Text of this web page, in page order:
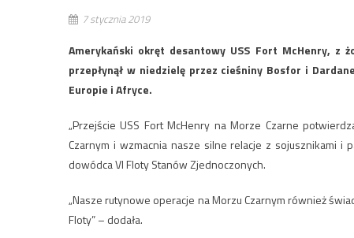
7 stycznia 2019
Amerykański okręt desantowy USS Fort McHenry, z
przepłynął w niedzielę przez cieśniny Bosfor i
Europie i Afryce.
„Przejście USS Fort McHenry na Morze Czarne
Czarnym i wzmacnia nasze silne relacje z sojusznikami i
dowódca VI Floty Stanów Zjednoczonych.
„Nasze rutynowe operacje na Morzu Czarnym również
Floty” – dodała.